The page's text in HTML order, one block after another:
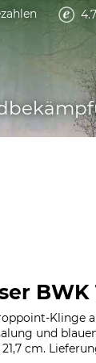
BWK
Klinge
und
cm.